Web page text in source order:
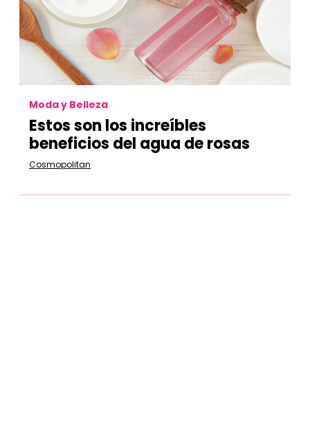
Moda y Belleza
Estos son los increíbles
beneficios del agua de rosas
Cosmopolitan